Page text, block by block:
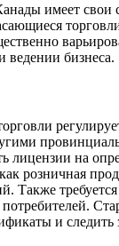
имеет свои
ведении бизнеса.
лицензии на
розничная
Также
и следить